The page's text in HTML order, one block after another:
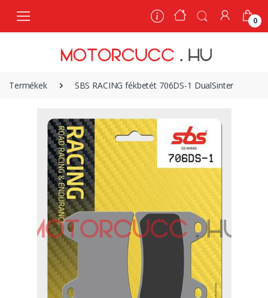
0
Termékek SBS RACING fékbetét 706DS-1 DualSinter
0